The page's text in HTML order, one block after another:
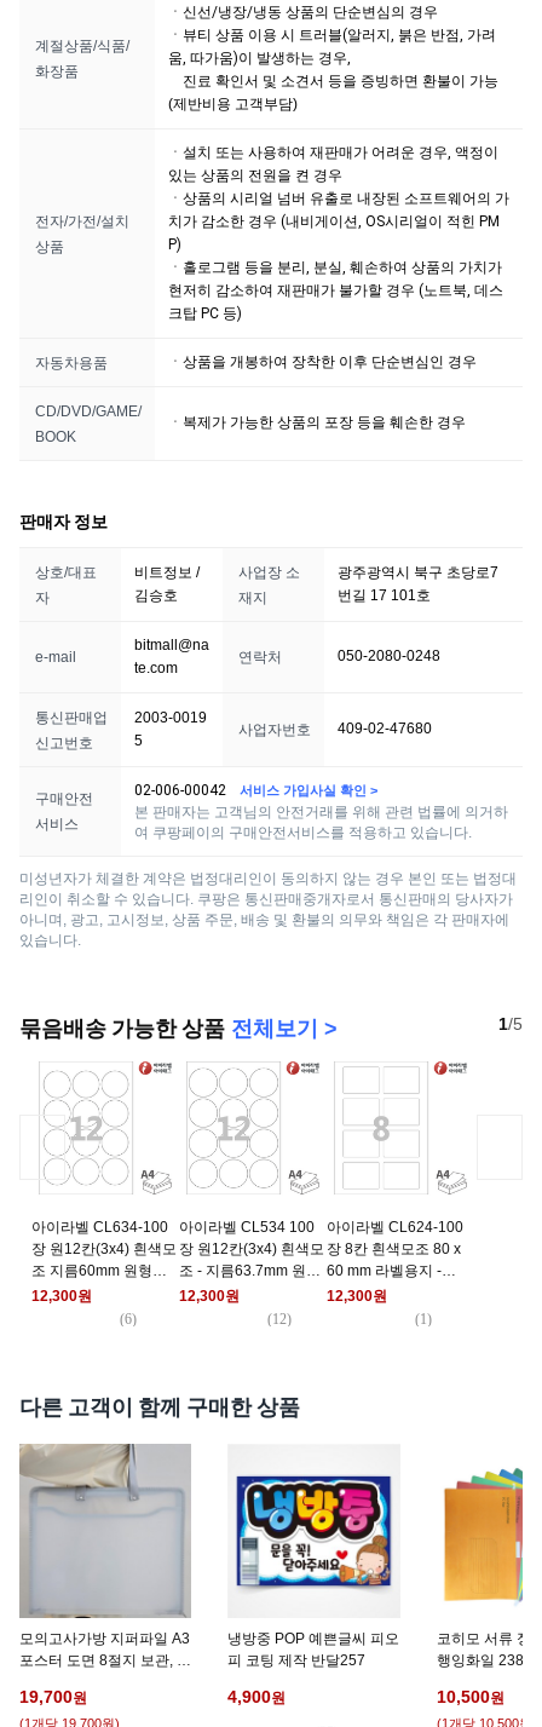
계절상품/식품/
화장품
ㆍ신선/냉장/냉동 상품의 단순변심의 경우
ㆍ뷰티 상품 이용 시 트러블(알러지, 붉은 반점, 가려
움, 따가움)이 발생하는 경우,
진료 확인서 및 소견서 등을 증빙하면 환불이 가능
(제반비용 고객부담)
전자/가전/설치
상품
ㆍ설치 또는 사용하여 재판매가 어려운 경우, 액정이
있는 상품의 전원을 켠 경우
ㆍ상품의 시리얼 넘버 유출로 내장된 소프트웨어의 가
치가 감소한 경우 (내비게이션, OS시리얼이 적힌 PM
P)
ㆍ홀로그램 등을 분리, 분실, 훼손하여 상품의 가치가
현저히 감소하여 재판매가 불가할 경우 (노트북, 데스
크탑 PC 등)
자동차용품 ㆍ상품을 개봉하여 장착한 이후 단순변심인 경우
CD/DVD/GAME/
BOOK
ㆍ복제가 가능한 상품의 포장 등을 훼손한 경우
판매자 정보
상호/대표
자
비트정보 /
김승호
사업장 소
재지
광주광역시 북구 초당로7
번길 17 101호
e-mail
bitmall@na
te.com
연락처 050-2080-0248
통신판매업
신고번호
2003-0019
5
사업자번호 409-02-47680
구매안전
서비스
02-006-00042 서비스 가입사실 확인 >
본 판매자는 고객님의 안전거래를 위해 관련 법률에 의거하
여 쿠팡페이의 구매안전서비스를 적용하고 있습니다.
미성년자가 체결한 계약은 법정대리인이 동의하지 않는 경우 본인 또는 법정대
리인이 취소할 수 있습니다. 쿠팡은 통신판매중개자로서 통신판매의 당사자가
아니며, 광고, 고시정보, 상품 주문, 배송 및 환불의 의무와 책임은 각 판매자에
있습니다.
묶음배송 가능한 상품 전체보기 > 1/5
아이라벨 CL634-100
장 원12칸(3x4) 흰색모
조 지름60mm 원형라
벨 - 비트몰 iLabels 라
벨프라자, 100개, 12칸
12,300원
(6)
아이라벨 CL534 100
장 원12칸(3x4) 흰색모
조 - 지름63.7mm 원형
라벨 레이저프린터/잉
크젯겸용 스티커 A4 라
12,300원
(12)
아이라벨 CL624-100
장 8칸 흰색모조 80 x
60 mm 라벨용지 -
iLabels 비트몰, 100개
12,300원
(1)
다른 고객이 함께 구매한 상품
모의고사가방 지퍼파일 A3
포스터 도면 8절지 보관, 화
19,700원
(1개당 19,700원)
냉방중 POP 예쁜글씨 피오
피 코팅 제작 반달257
4,900원
코히모 서류 정
행잉화일 238 x
10,500원
(1개당 10,500원